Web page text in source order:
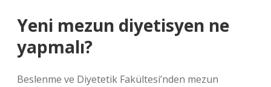
Yeni mezun diyetisyen ne
yapmalı?
Beslenme ve Diyetetik Fakültesi’nden mezun